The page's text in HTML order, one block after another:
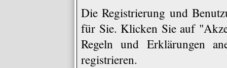
Die Registrierung und
für Sie. Klicken Sie auf
Regeln und Erklärungen
registrieren.